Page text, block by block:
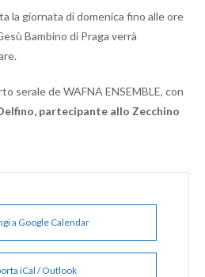
la giornata di domenica fino alle ore
Bambino di Praga verrà
serale de WAFNA ENSEMBLE, con
partecipante allo Zecchino
a Google Calendar
iCal / Outlook